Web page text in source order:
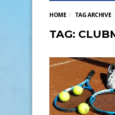
HOME TAG ARCHIVE
TAG: